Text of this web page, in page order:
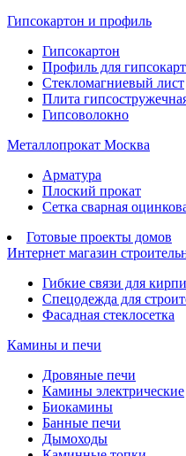
Гипсокартон и профиль
Гипсокартон
Профиль для
Стекломагниевый лист
Плита
Гипсоволокно
Металлопрокат Москва
Арматура
Плоский прокат
Сетка сварная
Готовые проекты домов
Интернет магазин
Гибкие связи для
Спецодежда для
Фасадная стеклосетка
Камины и печи
Дровяные печи
Камины электрические
Биокамины
Банные печи
Дымоходы